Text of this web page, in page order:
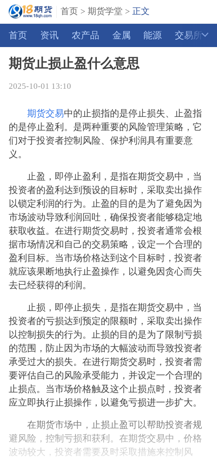
首页 >期货学堂 > 正文
首页 资讯 农产品 金属 能源 交易所
期货止损止盈什么意思
2025-10-01 13:10
期货交易中的止损指的是停止损失、止盈指
的是停止盈利。是两种重要的风险管理策略，它
们对于投资者控制风险、保护利润具有重要意
义。
止盈，即停止盈利，是指在期货交易中，当
投资者的盈利达到预设的目标时，采取卖出操作
以锁定利润的行为。止盈的目的是为了避免因为
市场波动导致利润回吐，确保投资者能够稳定地
获取收益。在进行期货交易时，投资者通常会根
据市场情况和自己的交易策略，设定一个合理的
盈利目标。当市场价格达到这个目标时，投资者
就应该果断地执行止盈操作，以避免因贪心而失
去已经获得的利润。
止损，即停止损失，是指在期货交易中，当
投资者的亏损达到预定的限额时，采取卖出操作
以控制损失的行为。止损的目的是为了限制亏损
的范围，防止因为市场的大幅波动而导致投资者
承受过大的损失。在进行期货交易时，投资者需
要评估自己的风险承受能力，并设定一个合理的
止损点。当市场价格触及这个止损点时，投资者
应立即执行止损操作，以避免亏损进一步扩大。
在期货市场中，止损止盈可以帮助投资者规
避风险，控制亏损和获利。在期货交易中，价格
波动较大，投资者需要及时采取措施来控制风